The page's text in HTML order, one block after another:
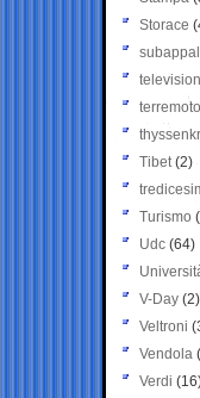
Storace
terremoto
Tibet(2)
Turismo
Udc (64)
V-Day (2)
Veltroni
Vendola
Verdi